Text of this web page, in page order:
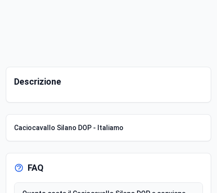
Descrizione
Caciocavallo Silano DOP - Italiamo
FAQ